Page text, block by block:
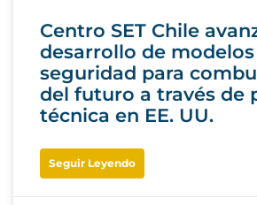
Centro SET Chile
desarrollo de
seguridad para
del futuro a través de
técnica en EE. UU.
Seguir Leyendo